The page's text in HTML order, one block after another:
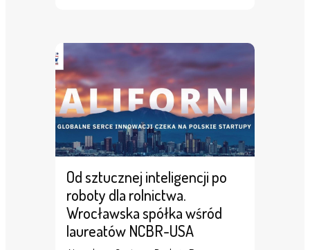
Od sztucznej inteligencji po
roboty dla rolnictwa.
Wrocławska spółka wśród
laureatów NCBR-USA